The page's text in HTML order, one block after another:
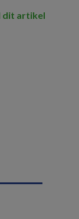
dit artikel